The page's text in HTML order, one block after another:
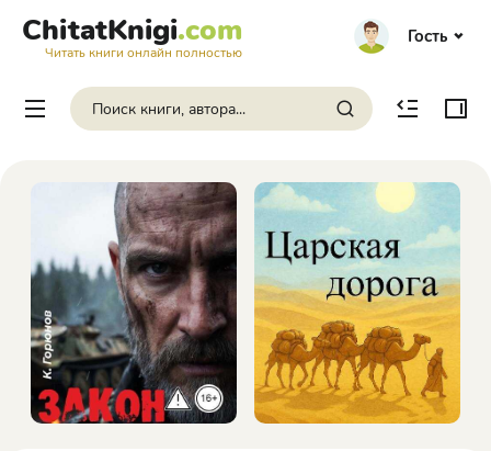
ChitatKnigi.com
Читать книги онлайн полностью
Гость